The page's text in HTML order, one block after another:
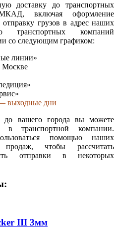
доставку до транспортных
включая оформление
грузов в адрес наших
транспортных компаний
со следующим графиком:
линии»
Москве
— выходные дни
до вашего города вы можете
в транспортной компании.
помощью наших
чтобы рассчитать
отправки в некоторых
III 3мм